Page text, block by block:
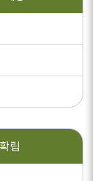
립